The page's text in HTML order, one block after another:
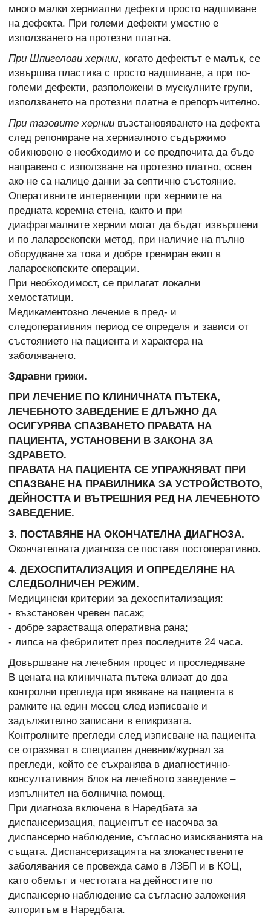
много малки херниални дефекти просто надшиване
на дефекта. При големи дефекти уместно е
използването на протезни платна.
При Шпигелови хернии, когато дефектът е малък, се
извършва пластика с просто надшиване, а при по-
големи дефекти, разположени в мускулните групи,
използването на протезни платна е препоръчително.
При тазовите хернии възстановяването на дефекта
след репониране на херниалното съдържимо
обикновено е необходимо и се предпочита да бъде
направено с използване на протезно платно, освен
ако не са налице данни за септично състояние.
Оперативните интервенции при херниите на
предната коремна стена, както и при
диафрагмалните хернии могат да бъдат извършени
и по лапароскопски метод, при наличие на пълно
оборудване за това и добре трениран екип в
лапароскопските операции.
При необходимост, се прилагат локални
хемостатици.
Медикаментозно лечение в пред- и
следоперативния период се определя и зависи от
състоянието на пациента и характера на
заболяването.
Здравни грижи.
ПРИ ЛЕЧЕНИЕ ПО КЛИНИЧНАТА ПЪТЕКА,
ЛЕЧЕБНОТО ЗАВЕДЕНИЕ Е ДЛЪЖНО ДА
ОСИГУРЯВА СПАЗВАНЕТО ПРАВАТА НА
ПАЦИЕНТА, УСТАНОВЕНИ В ЗАКОНА ЗА
ЗДРАВЕТО.
ПРАВАТА НА ПАЦИЕНТА СЕ УПРАЖНЯВАТ ПРИ
СПАЗВАНЕ НА ПРАВИЛНИКА ЗА УСТРОЙСТВОТО,
ДЕЙНОСТТА И ВЪТРЕШНИЯ РЕД НА ЛЕЧЕБНОТО
ЗАВЕДЕНИЕ.
3. ПОСТАВЯНЕ НА ОКОНЧАТЕЛНА ДИАГНОЗА.
Окончателната диагноза се поставя постоперативно.
4. ДЕХОСПИТАЛИЗАЦИЯ И ОПРЕДЕЛЯНЕ НА
СЛЕДБОЛНИЧЕН РЕЖИМ.
Медицински критерии за дехоспитализация:
- възстановен чревен пасаж;
- добре зарастваща оперативна рана;
- липса на фебрилитет през последните 24 часа.
Довършване на лечебния процес и проследяване
В цената на клиничната пътека влизат до два
контролни прегледа при явяване на пациента в
рамките на един месец след изписване и
задължително записани в епикризата.
Контролните прегледи след изписване на пациента
се отразяват в специален дневник/журнал за
прегледи, който се съхранява в диагностично-
консултативния блок на лечебното заведение –
изпълнител на болнична помощ.
При диагноза включена в Наредбата за
диспансеризация, пациентът се насочва за
диспансерно наблюдение, съгласно изискванията на
същата. Диспансеризацията на злокачествените
заболявания се провежда само в ЛЗБП и в КОЦ,
като обемът и честотата на дейностите по
диспансерно наблюдение са съгласно заложения
алгоритъм в Наредбата.